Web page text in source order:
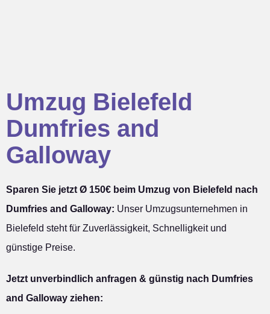
Umzug Bielefeld
Dumfries and
Galloway
Sparen Sie jetzt Ø 150€ beim Umzug von Bielefeld nach
Dumfries and Galloway: Unser Umzugsunternehmen in
Bielefeld steht für Zuverlässigkeit, Schnelligkeit und
günstige Preise.
Jetzt unverbindlich anfragen & günstig nach Dumfries
and Galloway ziehen: